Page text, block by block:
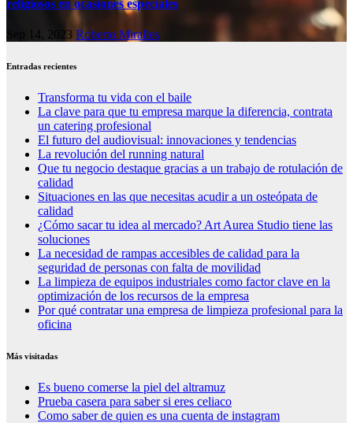
religiosos en ocasiones especiales
Sep 14, 2023 Roberto Miralles
Entradas recientes
Transforma tu vida con el baile
La clave para que tu empresa marque la diferencia, contrata
un catering profesional
El futuro del audiovisual: innovaciones y tendencias
La revolución del running natural
Que tu negocio destaque gracias a un trabajo de rotulación de
calidad
Situaciones en las que necesitas acudir a un osteópata de
calidad
¿Cómo sacar tu idea al mercado? Art Aurea Studio tiene las
soluciones
La necesidad de rampas accesibles de calidad para la
seguridad de personas con falta de movilidad
La limpieza de equipos industriales como factor clave en la
optimización de los recursos de la empresa
Por qué contratar una empresa de limpieza profesional para la
oficina
Más visitadas
Es bueno comerse la piel del altramuz
Prueba casera para saber si eres celiaco
Como saber de quien es una cuenta de instagram